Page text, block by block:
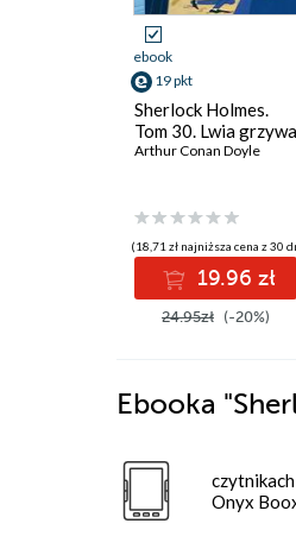
ebook
19 pkt
Sherlock Holmes.
Tom 30. Lwia grzywa
Arthur Conan Doyle
(18,71 zł najniższa cena z 30
19.96 zł
24.95zł (-20%)
Ebooka
Onyx